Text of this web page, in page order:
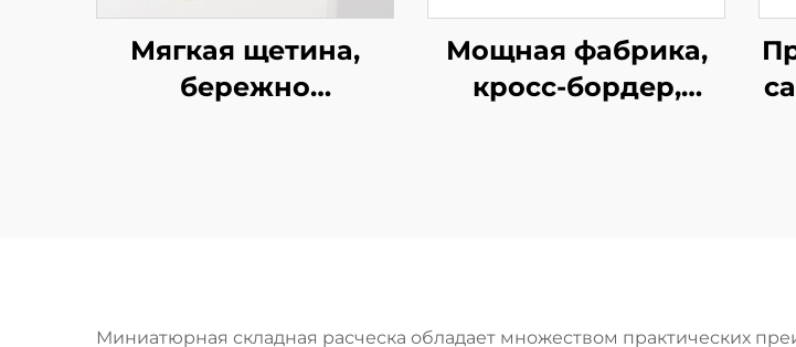
Мягкая щетина,
бережно
Мощная фабрика,
кросс-бордер,
Миниатюрная складная расческа обладает множеством практических